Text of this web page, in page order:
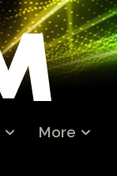
More